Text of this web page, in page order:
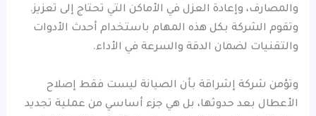
والمصارف، وإعادة العزل في الأماكن التي تحتاج إلى تعزيز.
وتقوم الشركة بكل هذه المهام باستخدام أحدث الأدوات
والتقنيات لضمان الدقة والسرعة في الأداء.
وتؤمن شركة إشراقة بأن الصيانة ليست فقط إصلاح
الأعطال بعد حدوثها، بل هي جزء أساسي من عملية تجديد